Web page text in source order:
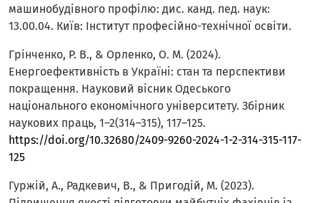
машинобудівного профілю: дис. канд. пед. наук:
13.00.04. Київ: Інститут професійно-технічної освіти.
Грінченко, Р. В., & Орленко, О. М. (2024).
Енергоефективність в Україні: стан та перспективи
покращення. Науковий вісник Одеського
національного економічного університету. Збірник
наукових праць, 1–2(314–315), 117–125.
https://doi.org/10.32680/2409-9260-2024-1-2-314-315-117-
125
Гуржій, А., Радкевич, В., & Пригодій, М. (2023).